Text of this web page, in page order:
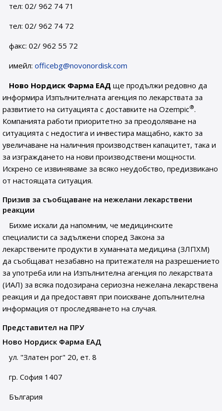
тел: 02/ 962 74 71
тел: 02/ 962 74 72
факс: 02/ 962 55 72
имейл:officebg@novonordisk.com
Ново Нордиск Фарма ЕАД ще продължи редовно да
информира Изпълнителната агенция по лекарствата за
развитието на ситуацията с доставките на Ozempic®.
Компанията работи приоритетно за преодоляване на
ситуацията с недостига и инвестира мащабно, както за
увеличаване на наличния производствен капацитет, така и
за изграждането на нови производствени мощности.
Искрено се извиняваме за всяко неудобство, предизвикано
от настоящата ситуация.
Призив за съобщаване на нежелани лекарствени
реакции
Бихме искали да напомним, че медицинските
специалисти са задължени според Закона за
лекарствените продукти в хуманната медицина (ЗЛПХМ)
да съобщават незабавно на притежателя на разрешението
за употреба или на Изпълнителна агенция по лекарствата
(ИАЛ) за всяка подозирана сериозна нежелана лекарствена
реакция и да предоставят при поискване допълнителна
информация от проследяването на случая.
Представител на ПРУ
Ново Нордиск Фарма ЕАД
ул. "Златен рог" 20, ет. 8
гр. София 1407
България